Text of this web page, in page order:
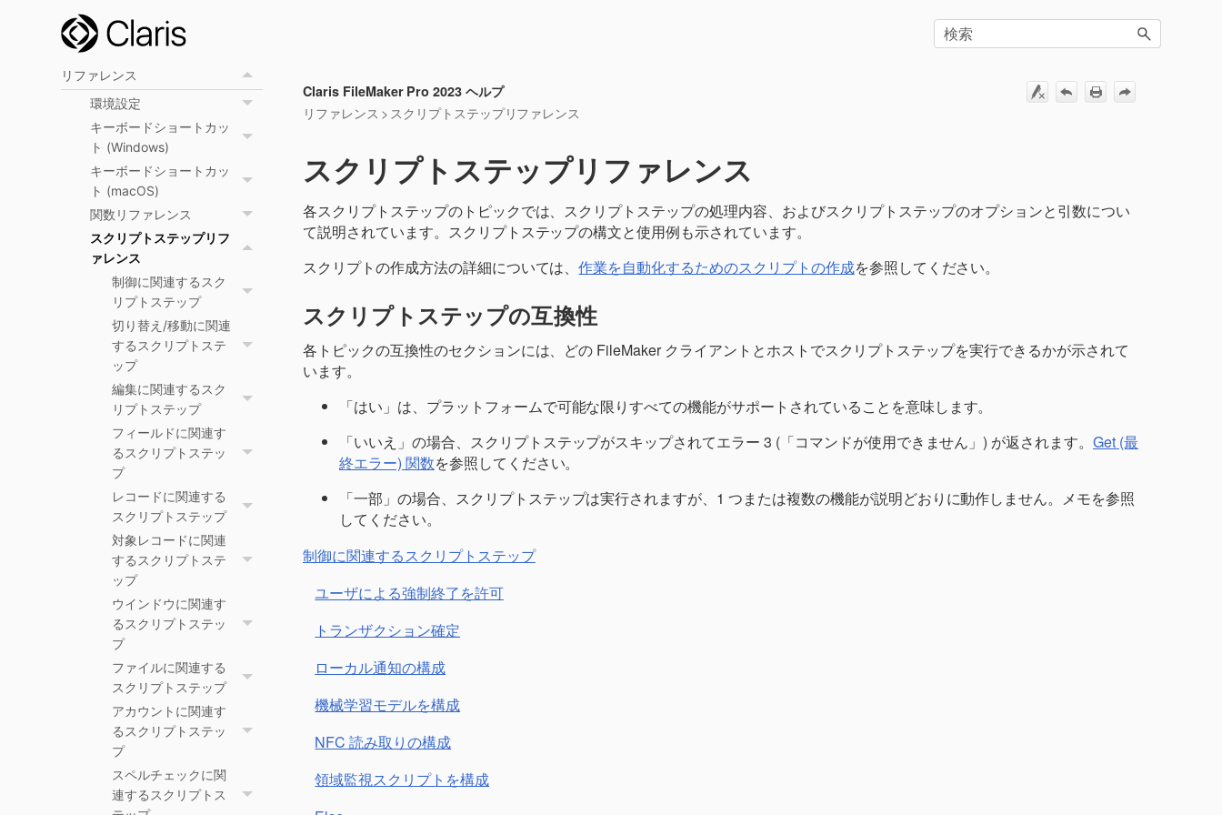
ス
高度なツールの使用
リファレンス
環境設定
キーボードショートカッ
ト (Windows)
キーボードショートカッ
ト (macOS)
関数リファレンス
スクリプトステップリフ
ァレンス
制御に関連するスク
リプトステップ
切り替え/移動に関連
するスクリプトステ
ップ
編集に関連するスク
リプトステップ
フィールドに関連す
るスクリプトステッ
プ
レコードに関連する
スクリプトステップ
対象レコードに関連
するスクリプトステ
ップ
ウインドウに関連す
るスクリプトステッ
プ
ファイルに関連する
スクリプトステップ
アカウントに関連す
るスクリプトステッ
プ
スペルチェックに関
連するスクリプトス
Claris FileMaker Pro 2023 ヘルプ
リファレンス > スクリプトステップリファレンス
スクリプトステップリファレンス
各スクリプトステップのトピックでは、スクリプトステップの処理内容、およびスクリプトステップのオプションと引数につい
て説明されています。スクリプトステップの構文と使用例も示されています。
スクリプトの作成方法の詳細については、作業を自動化するためのスクリプトの作成を参照してください。
スクリプトステップの互換性
各トピックの互換性のセクションには、どの FileMaker クライアントとホストでスクリプトステップを実行できるかが示されて
います。
「はい」は、プラットフォームで可能な限りすべての機能がサポートされていることを意味します。
「いいえ」の場合、スクリプトステップがスキップされてエラー 3 (「コマンドが使用できません」) が返されます。Get (最
終エラー) 関数を参照してください。
「一部」の場合、スクリプトステップは実行されますが、1 つまたは複数の機能が説明どおりに動作しません。メモを参照
してください。
制御に関連するスクリプトステップ
ユーザによる強制終了を許可
トランザクション確定
ローカル通知の構成
機械学習モデルを構成
NFC 読み取りの構成
領域監視スクリプトを構成